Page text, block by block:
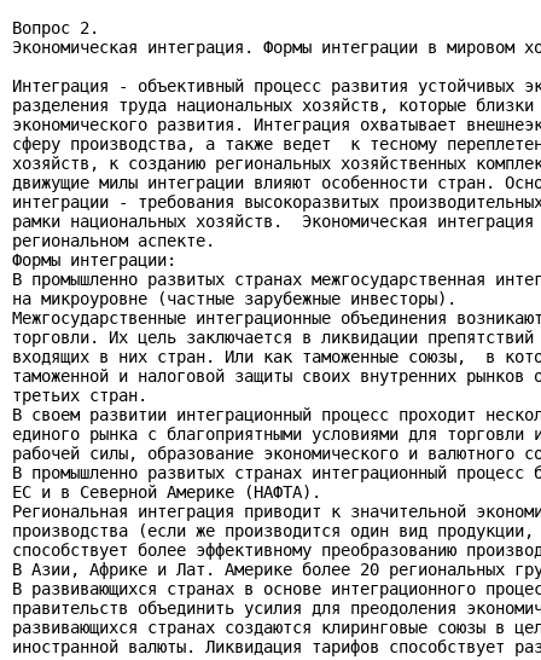
Вопрос 2.
Экономическая интеграция. Формы интеграции в мировом
Интеграция - объективный процесс развития устойчивых
разделения труда национальных хозяйств, которые
экономического развития. Интеграция охватывает
сферу производства, а также ведет  к тесному
хозяйств, к созданию региональных хозяйственных
движущие милы интеграции влияют особенности стран.
интеграции - требования высокоразвитых
рамки национальных хозяйств.  Экономическая
региональном аспекте.
Формы интеграции:
В промышленно развитых странах межгосударственная
на микроуровне (частные зарубежные инвесторы).
Межгосударственные интеграционные объединения
торговли. Их цель заключается в ликвидации
входящих в них стран. Или как таможенные союзы,  в
таможенной и налоговой защиты своих внутренних рынков
третьих стран.
В своем развитии интеграционный процесс проходит
единого рынка с благоприятными условиями для торговли
рабочей силы, образование экономического и валютного
В промышленно развитых странах интеграционный процесс
ЕС и в Северной Америке (НАФТА).
Региональная интеграция приводит к значительной
производства (если же производится один вид продукции,
способствует более эффективному преобразованию
В Азии, Африке и Лат. Америке более 20 региональных
В развивающихся странах в основе интеграционного
правительств объединить усилия для преодоления
развивающихся странах создаются клиринговые союзы в
иностранной валюты. Ликвидация тарифов способствует